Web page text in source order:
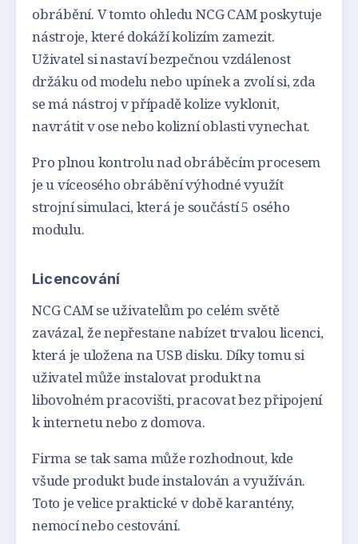
obrábění. V tomto ohledu NCG CAM poskytuje
nástroje, které dokáží kolizím zamezit.
Uživatel si nastaví bezpečnou vzdálenost
držáku od modelu nebo upínek a zvolí si, zda
se má nástroj v případě kolize vyklonit,
navrátit v ose nebo kolizní oblasti vynechat.
Pro plnou kontrolu nad obráběcím procesem
je u víceosého obrábění výhodné využít
strojní simulaci, která je součástí 5 osého
modulu.
Licencování
NCG CAM se uživatelům po celém světě
zavázal, že nepřestane nabízet trvalou licenci,
která je uložena na USB disku. Díky tomu si
uživatel může instalovat produkt na
libovolném pracovišti, pracovat bez připojení
k internetu nebo z domova.
Firma se tak sama může rozhodnout, kde
všude produkt bude instalován a využíván.
Toto je velice praktické v době karantény,
nemocí nebo cestování.